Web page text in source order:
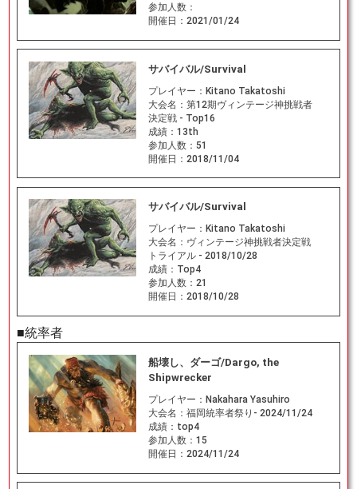
参加人数：
開催日： 2021/01/24
サバイバル/Survival
プレイヤー： Kitano Takatoshi
大会名： 第12期ヴィンテージ神挑戦者
決定戦 - Top16
成績： 13th
参加人数： 51
開催日： 2018/11/04
サバイバル/Survival
プレイヤー： Kitano Takatoshi
大会名： ヴィンテージ神挑戦者決定戦
トライアル - 2018/10/28
成績： Top4
参加人数： 21
開催日： 2018/10/28
■統率者
船壊し、ダーゴ/Dargo, the
Shipwrecker
プレイヤー： Nakahara Yasuhiro
大会名： 福岡統率者祭り- 2024/11/24
成績： top4
参加人数： 15
開催日： 2024/11/24